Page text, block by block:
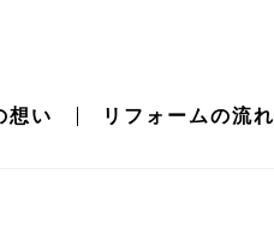
想い リフォームの流れ